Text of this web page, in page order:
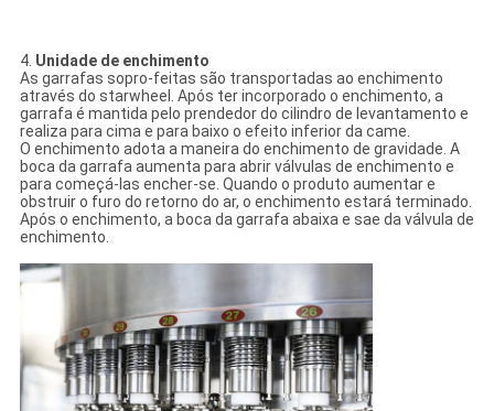
4. Unidade de enchimento
As garrafas sopro-feitas são transportadas ao enchimento
através do starwheel. Após ter incorporado o enchimento, a
garrafa é mantida pelo prendedor do cilindro de levantamento e
realiza para cima e para baixo o efeito inferior da came.
O enchimento adota a maneira do enchimento de gravidade. A
boca da garrafa aumenta para abrir válvulas de enchimento e
para começá-las encher-se. Quando o produto aumentar e
obstruir o furo do retorno do ar, o enchimento estará terminado.
Após o enchimento, a boca da garrafa abaixa e sae da válvula de
enchimento.